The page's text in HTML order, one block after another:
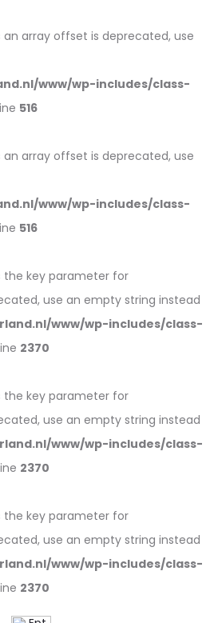
an array offset is deprecated, use
www/wp-includes/class-
516
an array offset is deprecated, use
www/wp-includes/class-
516
the key parameter for
use an empty string instead
www/wp-includes/class-
2370
the key parameter for
use an empty string instead
www/wp-includes/class-
2370
the key parameter for
use an empty string instead
www/wp-includes/class-
2370